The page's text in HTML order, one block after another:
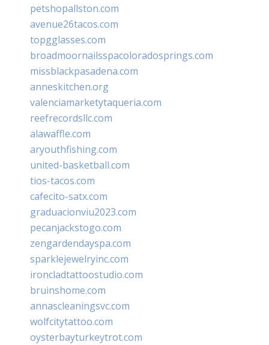
petshopallston.com
avenue26tacos.com
topgglasses.com
broadmoornailsspacoloradosprings.com
missblackpasadena.com
anneskitchen.org
valenciamarketytaqueria.com
reefrecordsllc.com
alawaffle.com
aryouthfishing.com
united-basketball.com
tios-tacos.com
cafecito-satx.com
graduacionviu2023.com
pecanjackstogo.com
zengardendayspa.com
sparklejewelryinc.com
ironcladtattoostudio.com
bruinshome.com
annascleaningsvc.com
wolfcitytattoo.com
oysterbayturkeytrot.com